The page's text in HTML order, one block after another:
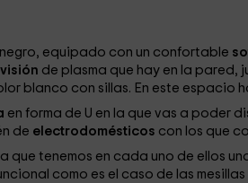
equipado con un confortable
de plasma que hay en la pared,
blanco con sillas. En este espacio
en forma de U en la que vas a poder
de electrodomésticos con los que
que tenemos en cada uno de ellos
como es el caso de las